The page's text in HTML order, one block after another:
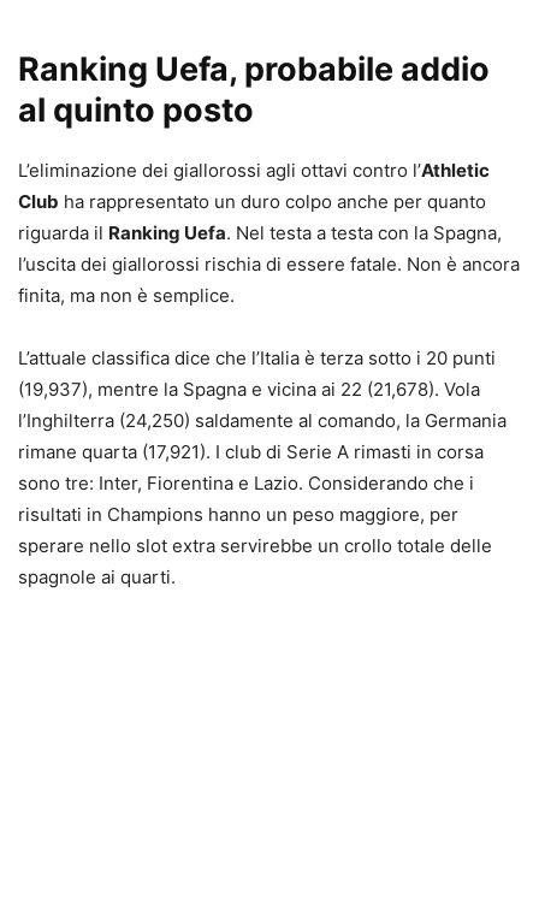
Ranking Uefa, probabile addio
al quinto posto
L’eliminazione dei giallorossi agli ottavi contro l’Athletic
Club ha rappresentato un duro colpo anche per quanto
riguarda il Ranking Uefa. Nel testa a testa con la Spagna,
l’uscita dei giallorossi rischia di essere fatale. Non è ancora
finita, ma non è semplice.
L’attuale classifica dice che l’Italia è terza sotto i 20 punti
(19,937), mentre la Spagna e vicina ai 22 (21,678). Vola
l’Inghilterra (24,250) saldamente al comando, la Germania
rimane quarta (17,921). I club di Serie A rimasti in corsa
sono tre: Inter, Fiorentina e Lazio. Considerando che i
risultati in Champions hanno un peso maggiore, per
sperare nello slot extra servirebbe un crollo totale delle
spagnole ai quarti.